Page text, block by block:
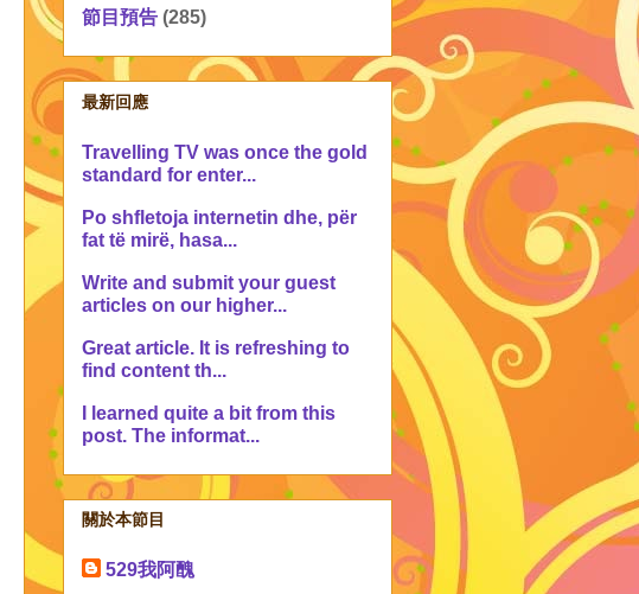
節目預告 (285)
最新回應
Travelling TV was once the gold
standard for enter...
Po shfletoja internetin dhe, për
fat të mirë, hasa...
Write and submit your guest
articles on our higher...
Great article. It is refreshing to
find content th...
I learned quite a bit from this
post. The informat...
關於本節目
529我阿醜